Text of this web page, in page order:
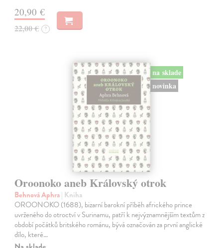
20,90 €
22,00 € ?
na sklade
novinka
Oroonoko aneb Královský otrok
Behnová Aphra| Kniha
OROONOKO (1688), bizarní barokní příběh afrického prince
uvrženého do otroctví v Surinamu, patří k nejvýznamnějším textům z
období počátků britského románu, bývá označován za první anglické
dílo, které…